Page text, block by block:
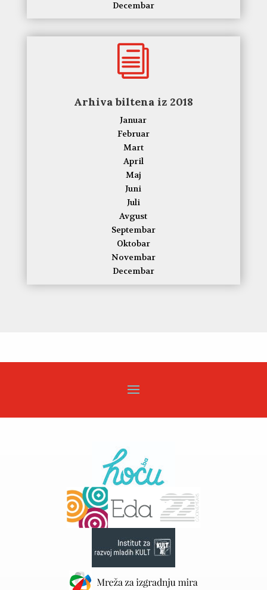
Decembar
i
Arhiva biltena iz 2018
Januar
Februar
Mart
April
Maj
Juni
Juli
Avgust
Septembar
Oktobar
Novembar
Decembar